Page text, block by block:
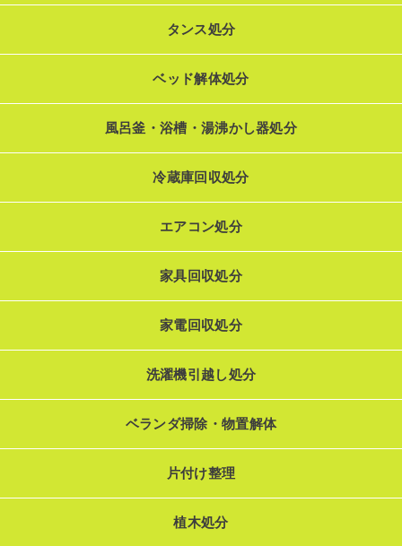
タンス処分
ベッド解体処分
風呂釜・浴槽・湯沸かし器処分
冷蔵庫回収処分
エアコン処分
家具回収処分
家電回収処分
洗濯機引越し処分
ベランダ掃除・物置解体
片付け整理
植木処分